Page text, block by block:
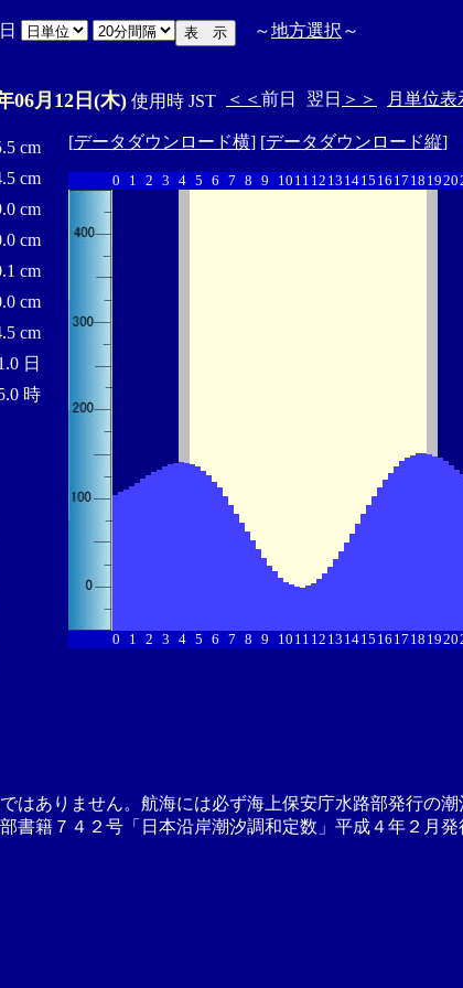
日 ～地方選択 ～
06月12日(木) 使用時 JST ＜＜ 前日 翌日 ＞＞ 月単位表
cm
cm
cm
cm
cm
cm
cm
日
時
[データダウンロード横] [データダウンロード縦]
0 1 2 3 4 5 6 7 8 9 10 11 12 13 1415 16 17 18 1920
0 1 2 3 4 5 6 7 8 9 10 11 12 13 1415 16 17 18 1920
はありません。航海には必ず海上保安庁水路部発行の潮
書籍７４２号「日本沿岸潮汐調和定数」平成４年２月発